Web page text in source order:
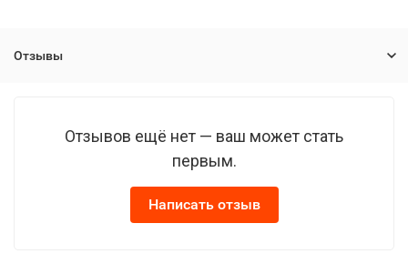
Отзывы
Отзывов ещё нет — ваш может стать
первым.
Написать отзыв